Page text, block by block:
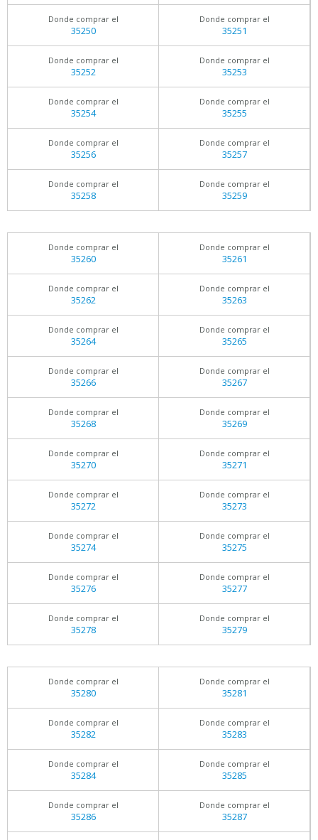
Donde comprar el
35250
Donde comprar el
35251
Donde comprar el
35252
Donde comprar el
35253
Donde comprar el
35254
Donde comprar el
35255
Donde comprar el
35256
Donde comprar el
35257
Donde comprar el
35258
Donde comprar el
35259
Donde comprar el
35260
Donde comprar el
35261
Donde comprar el
35262
Donde comprar el
35263
Donde comprar el
35264
Donde comprar el
35265
Donde comprar el
35266
Donde comprar el
35267
Donde comprar el
35268
Donde comprar el
35269
Donde comprar el
35270
Donde comprar el
35271
Donde comprar el
35272
Donde comprar el
35273
Donde comprar el
35274
Donde comprar el
35275
Donde comprar el
35276
Donde comprar el
35277
Donde comprar el
35278
Donde comprar el
35279
Donde comprar el
35280
Donde comprar el
35281
Donde comprar el
35282
Donde comprar el
35283
Donde comprar el
35284
Donde comprar el
35285
Donde comprar el
35286
Donde comprar el
35287